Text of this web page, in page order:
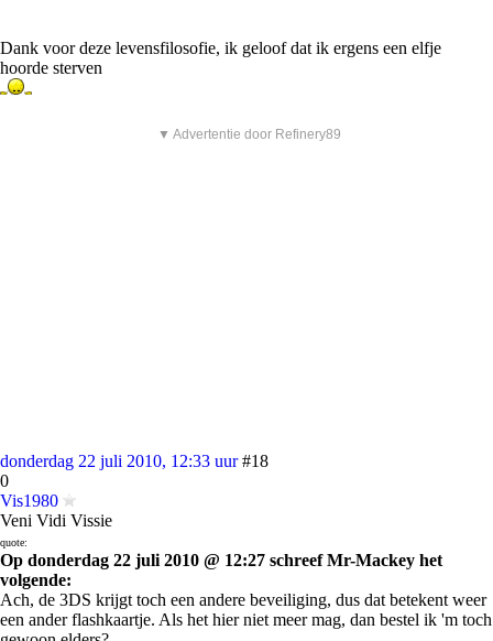
Dank voor deze levensfilosofie, ik geloof dat ik ergens een elfje
hoorde sterven
▼ Advertentie door Refinery89
donderdag 22 juli 2010, 12:33 uur #18
0
Vis1980
Veni Vidi Vissie
quote:
Op donderdag 22 juli 2010 @ 12:27 schreef Mr-Mackey het
volgende:
Ach, de 3DS krijgt toch een andere beveiliging, dus dat betekent weer
een ander flashkaartje. Als het hier niet meer mag, dan bestel ik 'm toch